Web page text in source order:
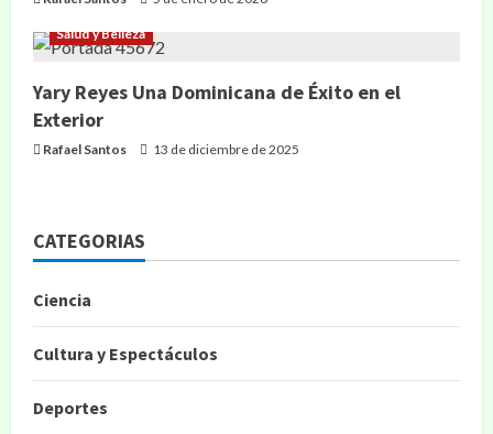
Salud y Belleza
Yary Reyes Una Dominicana de Éxito en el
Exterior
Rafael Santos 13 de diciembre de 2025
CATEGORIAS
Ciencia
Cultura y Espectáculos
Deportes